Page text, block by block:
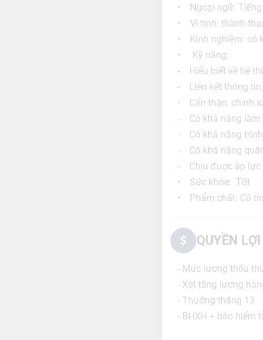
• Ngoại ngữ: Tiếng
• Vi tính: thành
• Kinh nghiệm: có
• Kỹ năng:
- Hiểu biết về hệ
- Liên kết thông
- Cẩn thận, chính
- Có khả năng làm
- Có khả năng trình
- Có khả năng
- Chịu được áp lực
• Sức khỏe: Tốt
• Phẩm chất: Có
QUYỀN
- Mức lương thỏa
- Xét tăng lương
- Thưởng tháng 13
- BHXH + bảo hiểm